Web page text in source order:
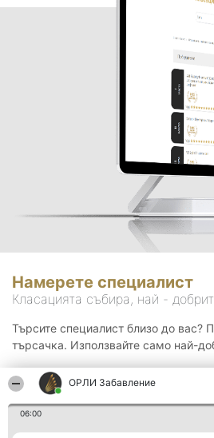
ОРЛИ Забавление
06:00
Намерете специалист
Класацията събира, най -
Търсите специалист близо до вас?
търсачка. Използвайте само най-